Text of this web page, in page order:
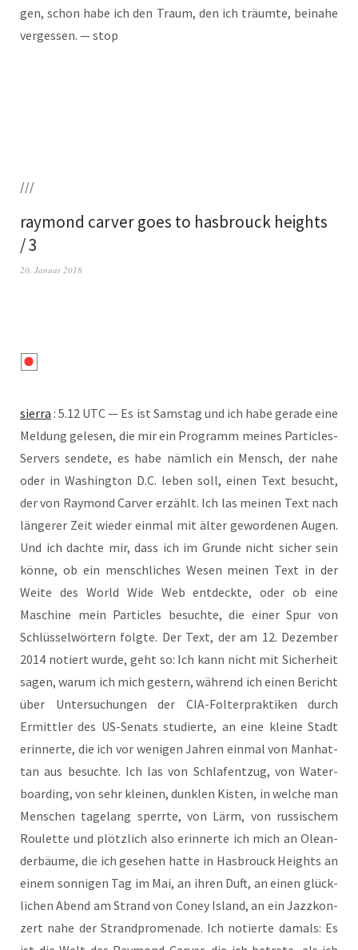
gen, schon habe ich den Traum, den ich träum­te, bei­na­he
ver­ges­sen. — stop
///
raymond carver goes to hasbrouck heights
/ 3
20. Januar 2018
sier­ra : 5.12 UTC — Es ist Sams­tag und ich habe gera­de eine
Mel­dung gele­sen, die mir ein Pro­gramm mei­nes Par­tic­les-
Ser­vers sen­de­te, es habe näm­lich ein Mensch, der nahe
oder in Washing­ton D.C. leben soll, einen Text besucht,
der von Ray­mond Car­ver erzählt. Ich las mei­nen Text nach
län­ge­rer Zeit wie­der ein­mal mit älter gewor­de­nen Augen.
Und ich dach­te mir, dass ich im Grun­de nicht sicher sein
kön­ne, ob ein mensch­li­ches Wesen mei­nen Text in der
Wei­te des World Wide Web ent­deck­te, oder ob eine
Maschi­ne mein Par­tic­les besuch­te, die einer Spur von
Schlüs­sel­wör­tern folg­te. Der Text, der am 12. Dezem­ber
2014 notiert wur­de, geht so: Ich kann nicht mit Sicher­heit
sagen, war­um ich mich ges­tern, wäh­rend ich einen Bericht
über Unter­su­chun­gen der CIA-Fol­ter­prak­ti­ken durch
Ermitt­ler des US-Senats stu­dier­te, an eine klei­ne Stadt
erin­ner­te, die ich vor weni­gen Jah­ren ein­mal von Man­hat­
tan aus besuch­te. Ich las von Schlaf­ent­zug, von Water­
boar­ding, von sehr klei­nen, dunk­len Kis­ten, in wel­che man
Men­schen tage­lang sperr­te, von Lärm, von rus­si­schem
Rou­lette und plötz­lich also erin­ner­te ich mich an Ole­an­
der­bäu­me, die ich gese­hen hat­te in Has­b­rouck Heights an
einem son­ni­gen Tag im Mai, an ihren Duft, an einen glück­
li­chen Abend am Strand von Coney Island, an ein Jazz­kon­
zert nahe der Strand­pro­me­na­de. Ich notier­te damals: Es